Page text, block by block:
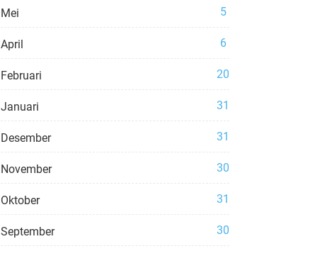
Mei 5
April 6
Februari 20
Januari 31
Desember 31
November 30
Oktober 31
September 30